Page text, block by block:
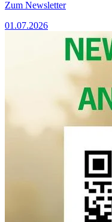
Zum Newsletter
01.07.2026